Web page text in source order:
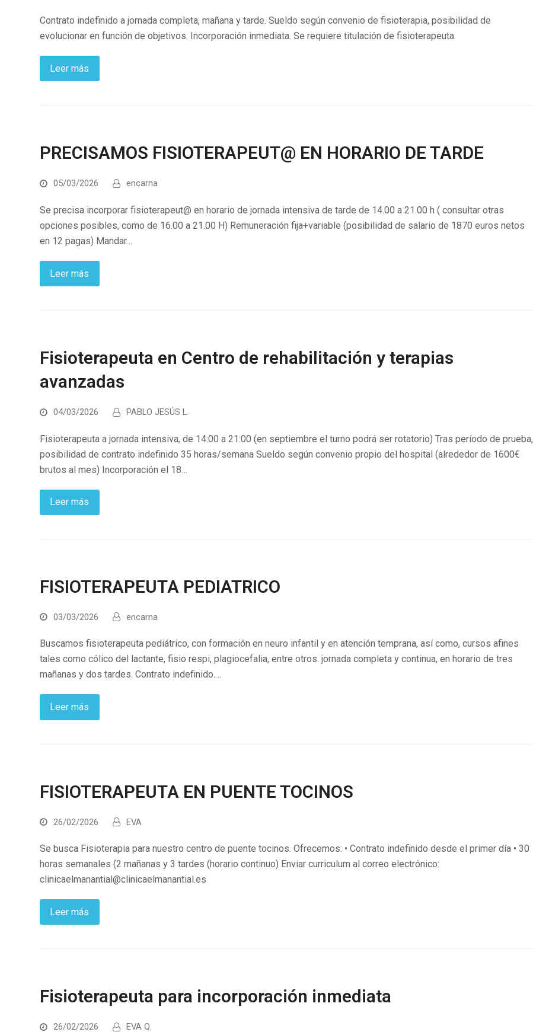
Contrato indefinido a jornada completa, mañana y tarde. Sueldo según convenio de fisioterapia, posibilidad de
evolucionar en función de objetivos. Incorporación inmediata. Se requiere titulación de fisioterapeuta.
Leer más
PRECISAMOS FISIOTERAPEUT@ EN HORARIO DE TARDE
05/03/2026 encarna
Se precisa incorporar fisioterapeut@ en horario de jornada intensiva de tarde de 14.00 a 21.00 h ( consultar otras
opciones posibles, como de 16.00 a 21.00 H) Remuneración fija+variable (posibilidad de salario de 1870 euros netos
en 12 pagas) Mandar…
Leer más
Fisioterapeuta en Centro de rehabilitación y terapias
avanzadas
04/03/2026 PABLO JESÚS L.
Fisioterapeuta a jornada intensiva, de 14:00 a 21:00 (en septiembre el turno podrá ser rotatorio) Tras período de prueba,
posibilidad de contrato indefinido 35 horas/semana Sueldo según convenio propio del hospital (alrededor de 1600€
brutos al mes) Incorporación el 18…
Leer más
FISIOTERAPEUTA PEDIATRICO
03/03/2026 encarna
Buscamos fisioterapeuta pediátrico, con formación en neuro infantil y en atención temprana, así como, cursos afines
tales como cólico del lactante, fisio respi, plagiocefalia, entre otros. jornada completa y continua, en horario de tres
mañanas y dos tardes. Contrato indefinido.…
Leer más
FISIOTERAPEUTA EN PUENTE TOCINOS
26/02/2026 EVA
Se busca Fisioterapia para nuestro centro de puente tocinos. Ofrecemos: • Contrato indefinido desde el primer día • 30
horas semanales (2 mañanas y 3 tardes (horario continuo) Enviar curriculum al correo electrónico:
clinicaelmanantial@clinicaelmanantial.es
Leer más
Fisioterapeuta para incorporación inmediata
26/02/2026 EVA Q.